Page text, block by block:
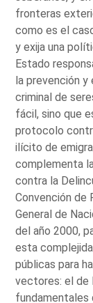
fronteras
como es el
y exija una
Estado
la prevención
criminal de
fácil, sino que
protocolo
ilícito de
complementa
contra la
Convención de
General de
del año 2000,
esta
públicas para
vectores: el de
fundamentales